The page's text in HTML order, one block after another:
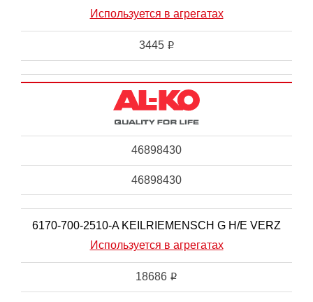
Используется в агрегатах
3445 i
46898430
46898430
6170-700-2510-A KEILRIEMENSCH G H/E VERZ
Используется в агрегатах
18686 i